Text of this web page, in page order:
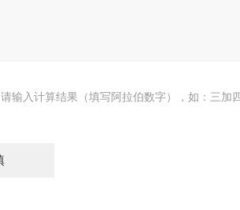
请输入计算结果（填写阿拉伯数字），如：三加